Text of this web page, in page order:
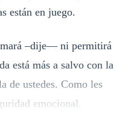
están en juego.
–dije— ni permitirá
está más a salvo con la
de ustedes. Como les
emocional.